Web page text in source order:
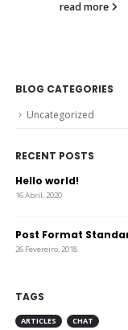
BLOG CATEGORIES
Uncategorized
RECENT POSTS
Hello world!
16 Abril, 2020
Post Format
26 Fevereiro, 2018
TAGS
ARTICLES CHAT